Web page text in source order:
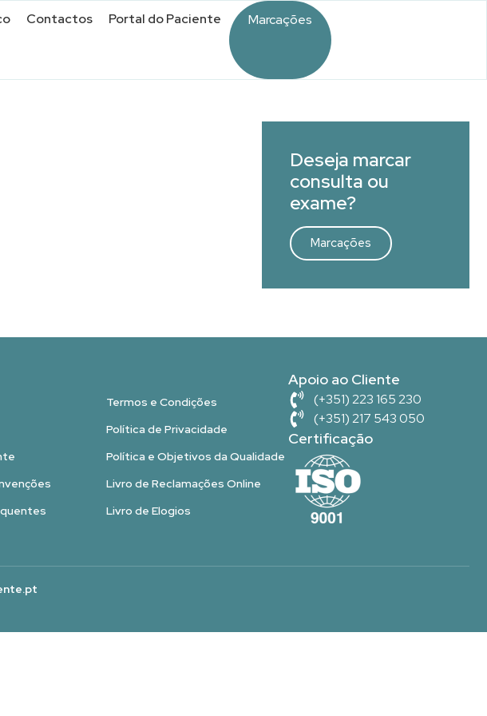
Contactos Portal do Paciente Marcações
Deseja marcar
consulta ou
exame?
Marcações
Termos e Condições
Política de Privacidade
Política e Objetivos da Qualidade
Livro de Reclamações Online
Livro de Elogios
Apoio ao Cliente
(+351) 223 165 230
(+351) 217 543 050
Certificação